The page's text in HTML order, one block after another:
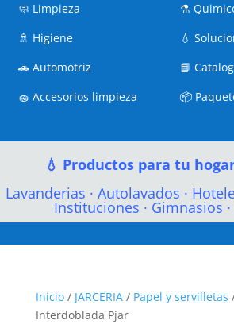
🧼 Limpieza
🚿 Higiene
🚗Automotriz
🧽Accesorios limpieza
⚗️
💧
📘
📦
💧 Productos para tu
Lavanderias · Autolavados ·
Instituciones · Gimnasios ·
Inicio/ JARCERIA/ Papel y servilletas
Interdoblada Pjar